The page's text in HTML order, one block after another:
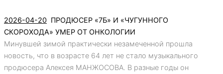
2026-04-20 ПРОДЮСЕР «7Б» И «ЧУГУННОГО
СКОРОХОДА» УМЕР ОТ ОНКОЛОГИИ
Минувшей зимой практически незамеченной прошла
новость, что в возрасте 64 лет не стало музыкального
продюсера Алексея МАНЖОСОВА. В разные годы он